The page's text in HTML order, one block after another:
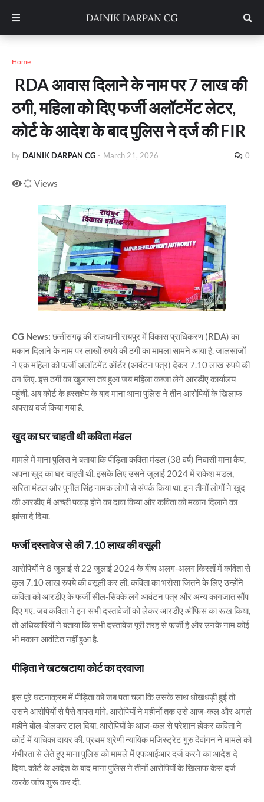
Home
RDA आवास दिलाने के नाम पर 7 लाख की
ठगी, महिला को दिए फर्जी अलॉटमेंट लेटर,
कोर्ट के आदेश के बाद पुलिस ने दर्ज की FIR
by DAINIK DARPAN CG - March 21, 2026 0
Views
CG News: छत्तीसगढ़ की राजधानी रायपुर में विकास प्राधिकरण (RDA) का
मकान दिलाने के नाम पर लाखों रुपये की ठगी का मामला सामने आया है. जालसाजों
ने एक महिला को फर्जी अलॉटमेंट ऑर्डर (आवंटन पत्र) देकर 7.10 लाख रुपये की
ठग लिए. इस ठगी का खुलासा तब हुआ जब महिला कब्जा लेने आरडीए कार्यालय
पहुंची. अब कोर्ट के हस्‍तक्षेप के बाद माना थाना पुलिस ने तीन आरोपियों के खिलाफ
अपराध दर्ज किया गया है.
खुद का घर चाहती थी कविता मंडल
मामले में माना पुलिस ने बताया कि पीड़‍िता कविता मंडल (38 वर्ष) निवासी माना कैंप,
अपना खुद का घर चाहती थी. इसके लिए उसने जुलाई 2024 में राकेश मंडल,
सरिता मंडल और पुनीत सिंह नामक लोगों से संपर्क किया था. इन तीनों लोगों ने खुद
की आरडीए में अच्‍छी पकड़ होने का दावा किया और कविता को मकान दिलाने का
झांसा दे दिया.
फर्जी दस्‍तावेज से की 7.10 लाख की वसूली
आरोपियों ने 8 जुलाई से 22 जुलाई 2024 के बीच अलग-अलग किस्‍तों में कविता से
कुल 7.10 लाख रुपये की वसूली कर ली. कविता का भरोसा जितने के लिए उन्‍होंने
कविता को आरडीए के फर्जी सील-सिक्के लगे आवंटन पत्र और अन्‍य कागजात सौंप
दिए गए. जब कविता ने इन सभी दस्‍तावेजों को लेकर आरडीए ऑफिस का रूख किया,
तो अधिकारियों ने बताया कि सभी दस्‍तावेज पूरी तरह से फर्जी है और उनके नाम कोई
भी मकान आवंटित नहीं हुआ है.
पीड़ि‍ता ने खटखटाया कोर्ट का दरवाजा
इस पूरे घटनाक्रम में पीड़‍िता को जब पता चला कि उसके साथ धोखधड़ी हुई तो
उसने आरोपियों से पैसे वापस मांगे. आरोपियों ने महीनों तक उसे आज-कल और अगले
म‍हीने बोल-बोलकर टाल दिया. आरोपियों के आज-कल से परेशान होकर कविता ने
कोर्ट में याचिका दायर की. प्रथम श्रेणी न्‍यायिक मजिस्‍ट्रेट गुरु देवांगन ने मामले को
गंभीरता से लेते हुए माना पुलिस को मामले में एफआईआर दर्ज करने का आदेश दे
दिया. कोर्ट के आदेश के बाद माना पुलिस ने तीनों आरोपियों के खिलाफ केस दर्ज
करके जांच शुरू कर दी.